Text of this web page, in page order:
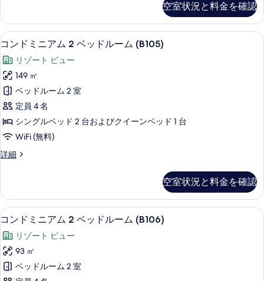
を
表
示
す
る
ド
ル
ー
ム
(B104)
の
す
べ
て
の
を
表
示
す
る
ニ
ア
ム
ベ
ッ
ド
ル
ー
ム
(B104)
の
詳
細
空室状況と料金を確認
コ
ン
ド
ミ
ニ
ア
ム
ベ
ド
ル
ー
ム
(B105)
の
コンドミニアム 2 ベッドルーム
16
コンドミニアム 2 ベッドルーム (B105)
リゾート ビュー
149 ㎡
ベッドルーム 2 室
定員 4 名
シングルベッド 2 台およびクイーンベッド 1 台
WiFi (無料)
詳細
コ
ニ
ア
ム
ベ
ッ
ド
ル
空室状況と料金を確認
コ
ン
ド
ミ
ニ
コンドミニアム 2 ベッドルーム
21
コンドミニアム 2 ベッドルーム (B106)
リゾート ビュー
93 ㎡
ベッドルーム 2 室